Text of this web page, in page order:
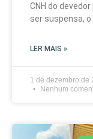
CNH do devedor
ser suspensa, o
LER MAIS »
1 de dezembro de
Nenhum